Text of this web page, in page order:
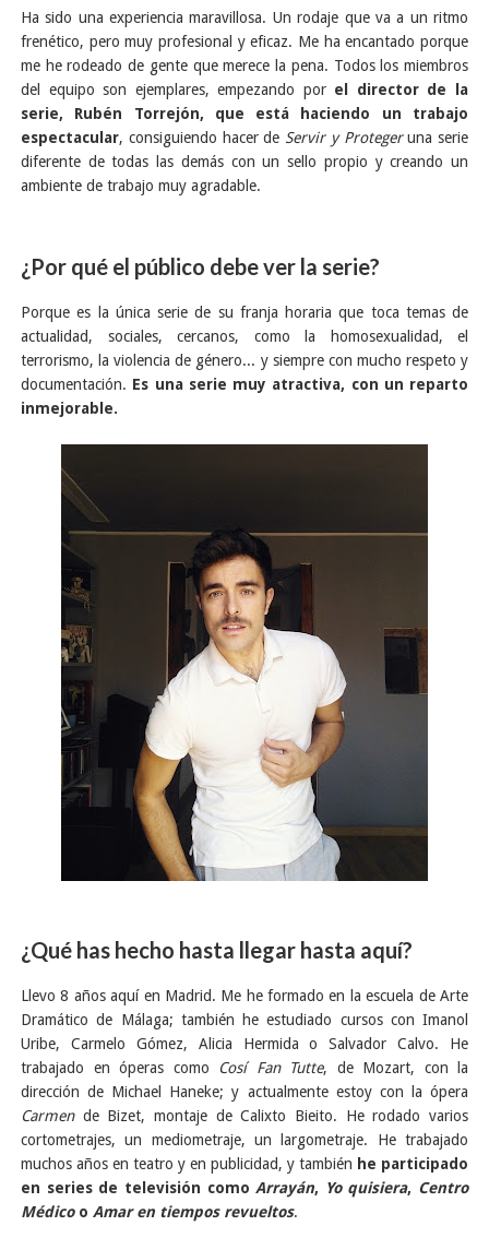
Ha sido una experiencia maravillosa. Un rodaje que va a un ritmo
frenético, pero muy profesional y eficaz. Me ha encantado porque
me he rodeado de gente que merece la pena. Todos los miembros
del equipo son ejemplares, empezando por el director de la
serie, Rubén Torrejón, que está haciendo un trabajo
espectacular, consiguiendo hacer de Servir y Protegeruna serie
diferente de todas las demás con un sello propio y creando un
ambiente de trabajo muy agradable.
¿Por qué el público debe ver la serie?
Porque es la única serie de su franja horaria que toca temas de
actualidad, sociales, cercanos, como la homosexualidad, el
terrorismo, la violencia de género... y siempre con mucho respeto y
documentación. Es una serie muy atractiva, con un reparto
inmejorable.
¿Qué has hecho hasta llegar hasta aquí?
Llevo 8 años aquí en Madrid. Me he formado en la escuela de Arte
Dramático de Málaga; también he estudiado cursos con Imanol
Uribe, Carmelo Gómez, Alicia Hermida o Salvador Calvo. He
trabajado en óperas como Cosí Fan Tutte, de Mozart, con la
dirección de Michael Haneke; y actualmente estoy con la ópera
Carmende Bizet, montaje de Calixto Bieito. He rodado varios
cortometrajes, un mediometraje, un largometraje. He trabajado
muchos años en teatro y en publicidad, y también he participado
en series de televisión comoArrayán, Yo quisiera, Centro
Médicoo Amar en tiempos revueltos.